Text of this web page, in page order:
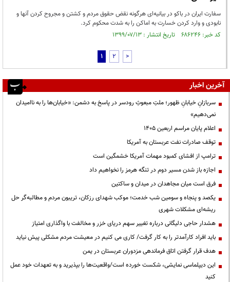
سفارت ایران در باکو در بیانیه‌ای هرگونه نقض حقوق مردم و کشتن و مجروح کردن آنها و
نابودی و وارد کردن خسارت به اماکن را به شدت محکوم کرد.
کد خبر: ۶۸۶۲۴۶ تاریخ انتشار : ۱۳۹۹/۰۷/۱۳
1 2 >
آخرین اخبار
سربازانِ خیابانِ ظهور؛ ملتِ مبعوثِ رودسر در پاسخ به دشمن: «خیابان‌ها را به ناامیدان
نمی‌دهیم»
اعلام پایان مراسم اربعین ۱۴۰۵
توقف صادرات نفت عربستان به آمریکا
ترامپ از افشای کمبود مهمات آمریکا خشمگین است
اجازه باز شدن مسیر دوم در تنگه هرمز را نخواهیم داد
فرق است میان مجاهدان در میدان و ساکتین
یکصد و پنجاه و سومین شب خدمت؛ موکب شهدای رزکان، تریبون مردم و مطالبه‌گر حل
ریشه‌ای مشکلات شهری
هشدار حاجی دلیگانی درباره تغییر سهم دریای خزر و مخالفت با واگذاری امتیاز
باید افراد کارآمدتر را به کار گرفت/ کاری می کنیم در معیشت مردم مشکلی پیش نیاید
هدف قرار گرفتن اتاق‌ فرماندهی مزدوران عربستان در یمن
این دیپلماسی نمایشی، شکست خورده است/واقعیت‌ها را بپذیرید و به تعهدات خود عمل
کنید